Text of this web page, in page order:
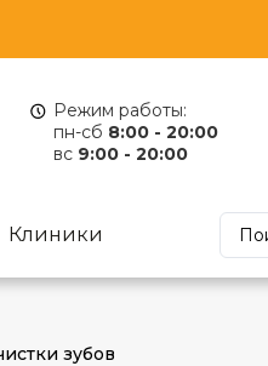
Режим работы:
пн-сб 8:00 - 20:00
вс 9:00 - 20:00
Клиники
зубов